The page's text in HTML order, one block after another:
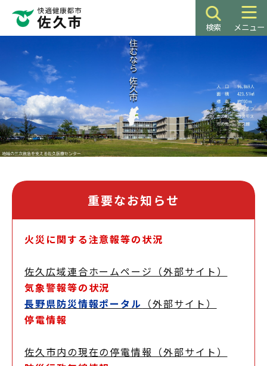
ペ
の
先
頭
で
す
検索 メニュー
こ
か
ら
重要なお知らせ
火災に関する注意報等の状況
佐久広域連合ホームページ（外部サイト）
気象警報等の状況
長野県防災情報ポータル （外部サイト）
停電情報
佐久市内の現在の停電情報（外部サイト）